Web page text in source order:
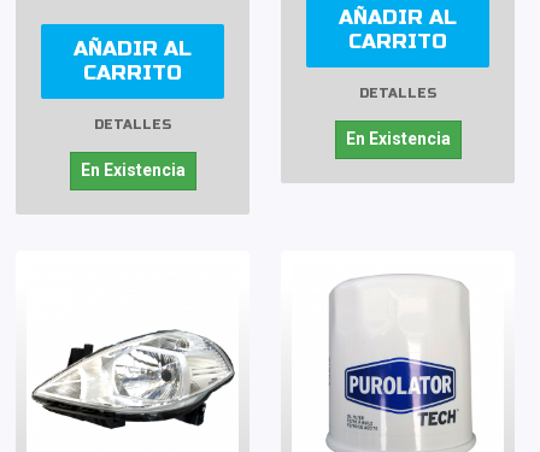
AÑADIR AL
CARRITO
DETALLES
En Existencia
AÑADIR AL
CARRITO
DETALLES
En Existencia